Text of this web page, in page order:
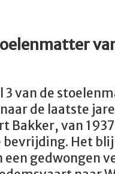
3 van de
de laatste
Bakker, van
bevrijding. Het
een gedwongen